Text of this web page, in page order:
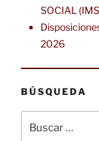
SOCIAL
2026
BÚSQUEDA
por: